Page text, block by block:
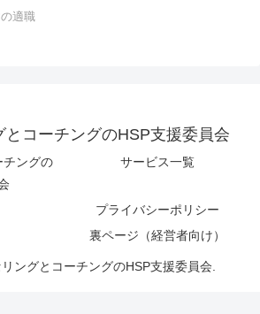
適職
とコーチングのHSP支援委員会
チングの
サービス一覧
プライバシーポリシー
裏ページ（経営者向け）
ングとコーチングのHSP支援委員会.